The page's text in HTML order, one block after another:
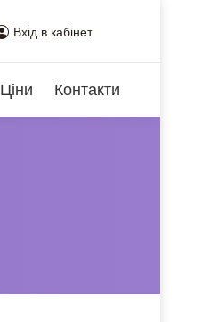
Вхід в кабінет
Ціни Контакти